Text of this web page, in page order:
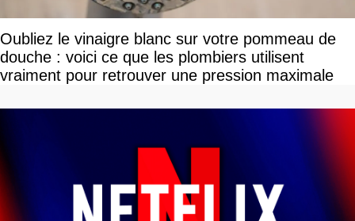
Oubliez le vinaigre blanc sur votre pommeau de
douche : voici ce que les plombiers utilisent
vraiment pour retrouver une pression maximale